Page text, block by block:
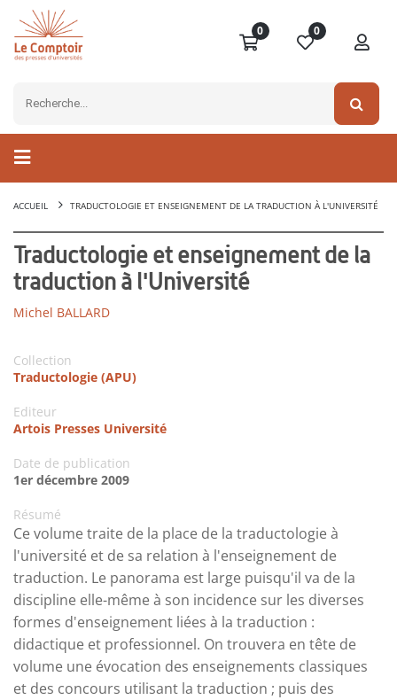
0 0
ACCUEIL TRADUCTOLOGIE ET ENSEIGNEMENT DE LA TRADUCTION À L'UNIVERSITÉ
Traductologie et enseignement de la
traduction à l'Université
Michel BALLARD
Collection
Traductologie (APU)
Editeur
Artois Presses Université
Date de publication
1er décembre 2009
Résumé
Ce volume traite de la place de la traductologie à
l'université et de sa relation à l'enseignement de
traduction. Le panorama est large puisqu'il va de la
discipline elle-même à son incidence sur les diverses
formes d'enseignement liées à la traduction :
didactique et professionnel. On trouvera en tête de
volume une évocation des enseignements classiques
et des concours utilisant la traduction ; puis des